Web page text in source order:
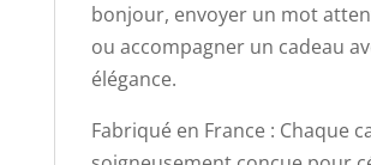
bonjour, envoyer un mot
ou accompagner un cadeau
élégance.
Fabriqué en France : Chaque